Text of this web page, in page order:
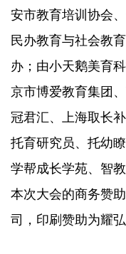
安市教育培训协会
民办教育与社会教
办；由小天鹅美育
京市博爱教育集团
冠君汇、上海取长
托育研究员、托幼
学帮成长学苑、智
本次大会的商务赞
司，印刷赞助为耀弘